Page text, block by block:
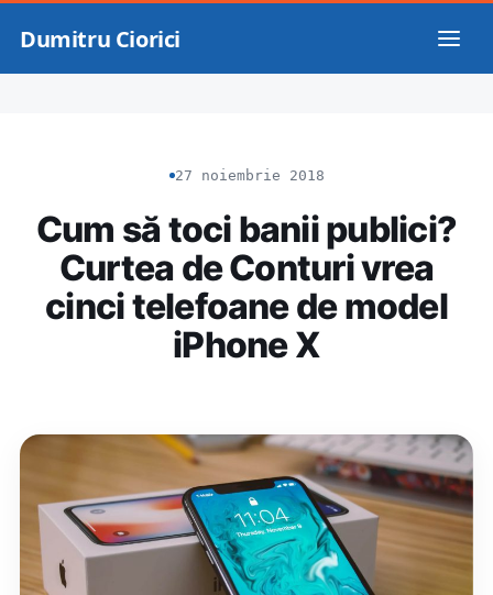
Dumitru Ciorici
27 noiembrie 2018
Cum să toci banii publici?
Curtea de Conturi vrea
cinci telefoane de model
iPhone X